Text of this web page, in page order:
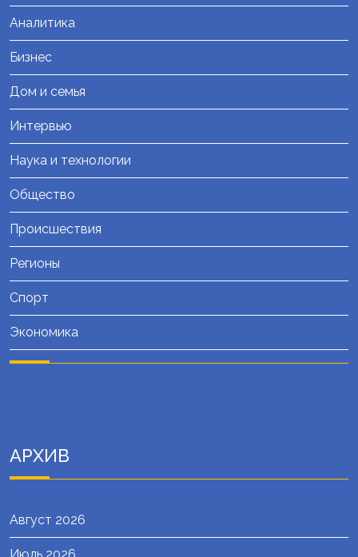
Аналитика
Бизнес
Дом и семья
Интервью
Наука и технологии
Общество
Происшествия
Регионы
Спорт
Экономика
АРХИВ
Август 2026